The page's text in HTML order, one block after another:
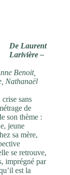
De Laurent
Larivière –
Benoit,
Nathanaël
sans
de
son thème :
jeune
sa mère,
se retrouve,
imprégné par
est la